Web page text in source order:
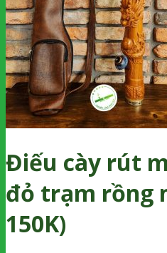
Điếu cày rút
đỏ trạm rồng
150K)